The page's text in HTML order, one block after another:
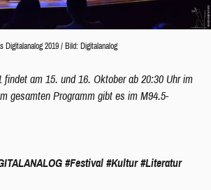
Digitalanalog 2019 / Bild: Digitalanalog
findet am 15. und 16. Oktober ab 20:30 Uhr im
gesamten Programm gibt es im M94.5-
#Festival #Kultur #Literatur